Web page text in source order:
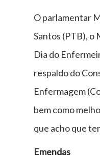
O parlamentar
Santos (PTB), o
Dia do
respaldo do
Enfermagem
bem como
que acho que
Emendas